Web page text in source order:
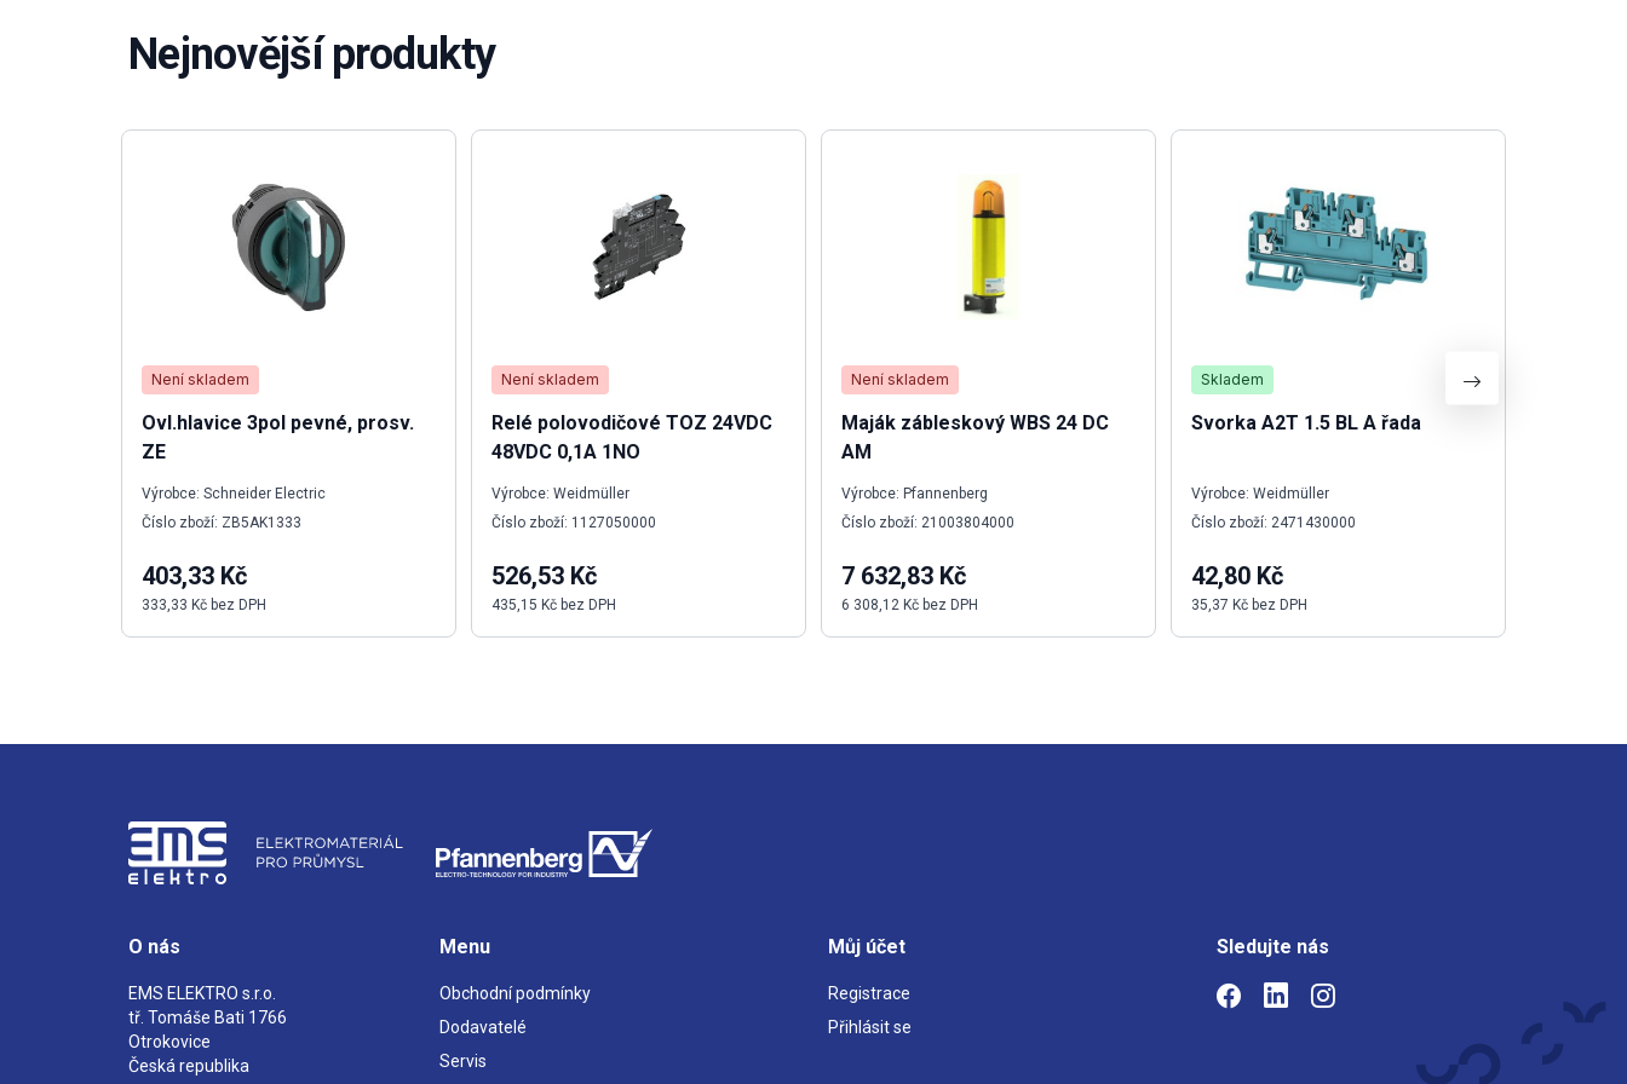
Nejnovější produkty
Není skladem
Ovl.hlavice 3pol pevné, prosv.
ZE
Výrobce: Schneider Electric
Číslo zboží: ZB5AK1333
403,33 Kč
333,33 Kč bez DPH
Není skladem
Relé polovodičové TOZ 24VDC
48VDC 0,1A 1NO
Výrobce: Weidmüller
Číslo zboží: 1127050000
526,53 Kč
435,15 Kč bez DPH
Není skladem
Maják zábleskový WBS 24 DC
AM
Výrobce: Pfannenberg
Číslo zboží: 21003804000
7 632,83 Kč
6 308,12 Kč bez DPH
Skladem
Svorka A2T 1.5 BL A řada
Výrobce: Weidmüller
Číslo zboží: 2471430000
42,80 Kč
35,37 Kč bez DPH
O nás
EMS ELEKTRO s.r.o.
tř. Tomáše Bati 1766
Otrokovice
Česká republika
Menu
Obchodní podmínky
Dodavatelé
Servis
Můj účet
Registrace
Přihlásit se
Sledujte nás